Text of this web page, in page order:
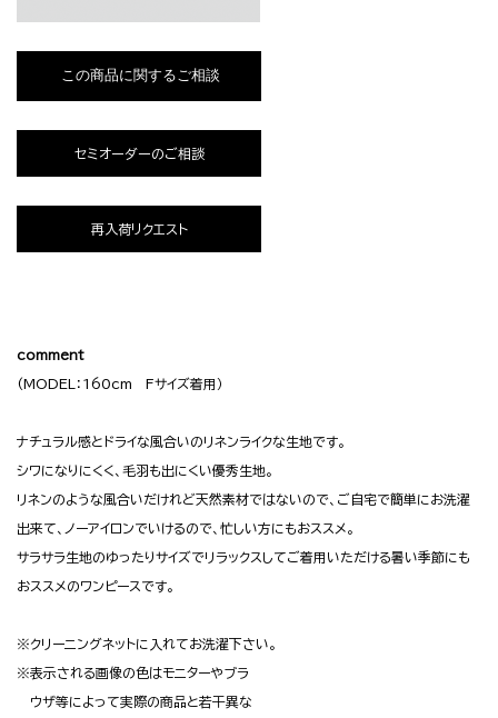
セミオーダーのご相談
再入荷リクエスト
comment
(MODEL：160cm Fサイズ着用）
ナチュラル感とドライな風合いのリネンライクな生地です。
シワになりにくく、毛羽も出にくい優秀生地。
リネンのような風合いだけれど天然素材ではないので、ご自宅で簡単にお洗濯
出来て、ノーアイロンでいけるので、忙しい方にもおススメ。
サラサラ生地のゆったりサイズでリラックスしてご着用いただける暑い季節にも
おススメのワンピースです。
※クリーニングネットに入れてお洗濯下さい。
※表示される画像の色はモニターやブラ
ウザ等によって実際の商品と若干異な